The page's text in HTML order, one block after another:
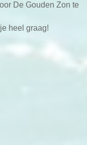
De Gouden Zon te
heel graag!